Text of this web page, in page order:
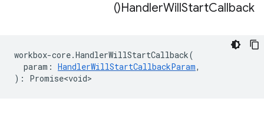
HandlerWillStartCallback(
)
workbox-core.HandlerWillStartCallback(
param : HandlerWillStartCallbackParam,
) : Promise<void>